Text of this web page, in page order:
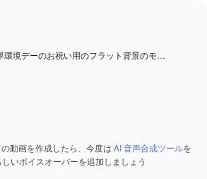
環境デーのお祝い用のフラット背景のモ…
動画を作成したら、今度は AI 音声合成ツールを
いボイスオーバーを追加しましょう